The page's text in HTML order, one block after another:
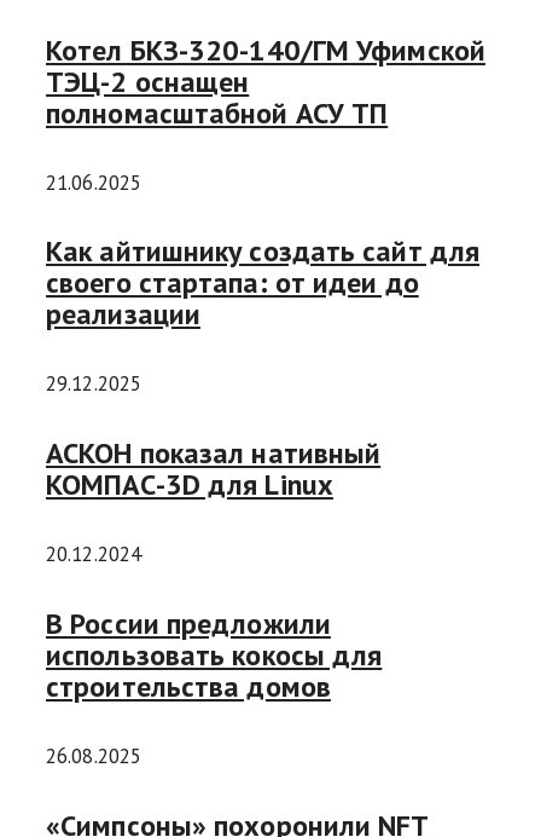
Котел БКЗ-320-140/ГМ Уфимской
ТЭЦ-2 оснащен
полномасштабной АСУ ТП
21.06.2025
Как айтишнику создать сайт для
своего стартапа: от идеи до
реализации
29.12.2025
АСКОН показал нативный
KOMПАС-3D для Linux
20.12.2024
В России предложили
использовать кокосы для
строительства домов
26.08.2025
«Симпсоны» похоронили NFT